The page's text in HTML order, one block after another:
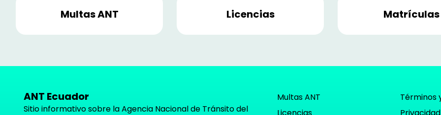
Multas ANT Licencias Matrículas
ANT Ecuador
Sitio informativo sobre la Agencia Nacional de Tránsito del
Multas ANT
Licencias
Términos
Privacidad